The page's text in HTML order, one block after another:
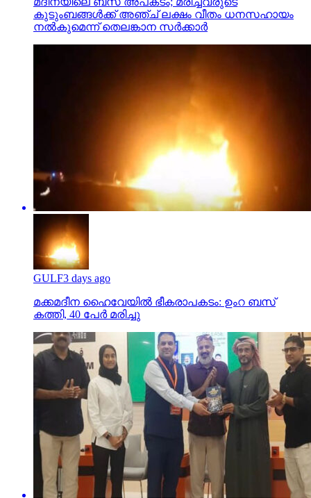
കുടുംബങ്ങള്‍ക്ക് അഞ്ച് ലക്ഷം വീതം ധനസഹായം
നല്‍കുമെന്ന് തെലങ്കാന സര്‍ക്കാര്‍
GULF3 days ago
മക്കമദീന ഹൈവേയില്‍ ഭീകരാപകടം: ഉംറ ബസ്
കത്തി, 40 പേര്‍ മരിച്ചു